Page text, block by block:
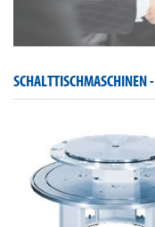
SCHALTTISCHMASCHINEN -